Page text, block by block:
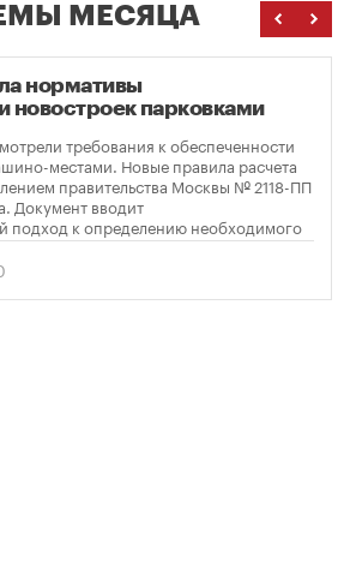
МЕСЯЦА
нормативы
новостроек парковками
требования к обеспеченности
местами. Новые правила расчета
правительства Москвы № 2118-ПП
Документ вводит
подход к определению необходимого
зависимости от площади квартир и
период для уже согласованных